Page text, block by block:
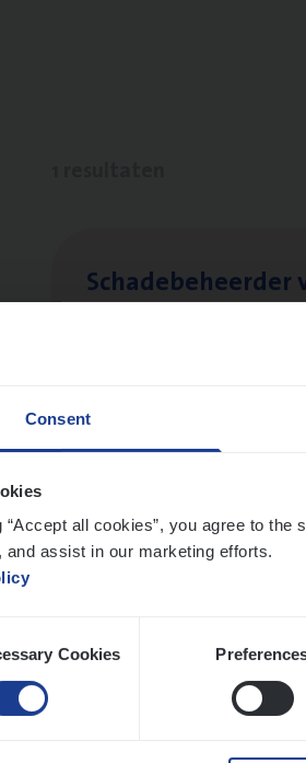
Consent
“Accept all cookies”, you agree to
and assist in our marketing efforts.
Cookies
Scha­de­be­heer­der